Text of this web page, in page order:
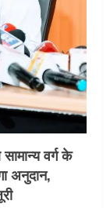
वर्ग के
अनुदान,